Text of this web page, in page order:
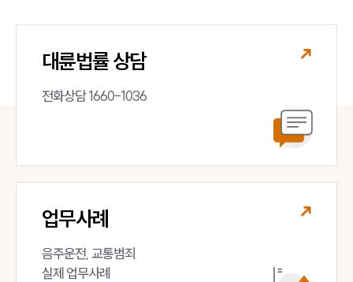
대륜법률 상담
전화상담 1660-1036
업무사례
음주운전, 교통범죄
실제 업무사례